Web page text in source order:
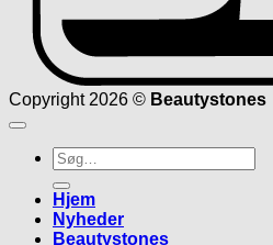
Copyright 2026 © Beautystones
Søg
efter:
Hjem
Nyheder
Beautystones